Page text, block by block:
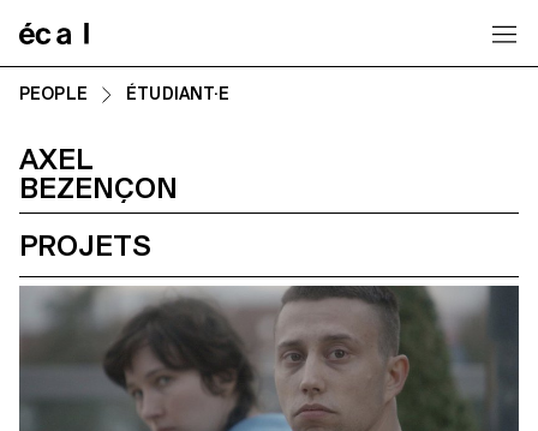
PEOPLE ÉTUDIANT·E
AXEL
BEZENÇON
PROJETS